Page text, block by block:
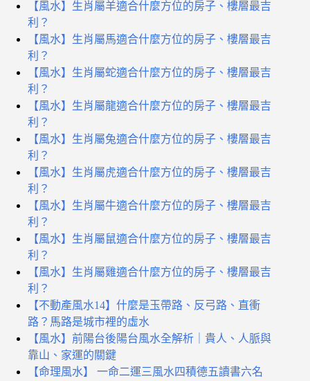
【風水】生肖屬羊適合什麼方位的房子、樓層最吉
利？
【風水】生肖屬馬適合什麼方位的房子、樓層最吉
利？
【風水】生肖屬蛇適合什麼方位的房子、樓層最吉
利？
【風水】生肖屬龍適合什麼方位的房子、樓層最吉
利？
【風水】生肖屬兔適合什麼方位的房子、樓層最吉
利？
【風水】生肖屬虎適合什麼方位的房子、樓層最吉
利？
【風水】生肖屬牛適合什麼方位的房子、樓層最吉
利？
【風水】生肖屬鼠適合什麼方位的房子、樓層最吉
利？
【風水】生肖屬雞適合什麼方位的房子、樓層最吉
利？
【不動產風水14】什麼是玉帶路、反弓路、直衝
路？馬路是城市裡的虛水
【風水】前陽台後陽台風水全解析｜貴人、人脈與
靠山、家運的關鍵
【命理風水】 一命二運三風水四積德五讀書六名